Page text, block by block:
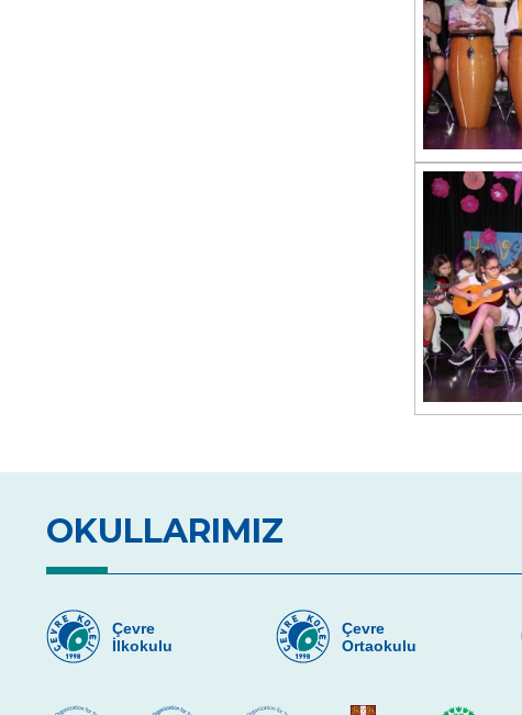
OKULLARIMIZ
Çevre
İlkokulu
Çevre
Ortaokulu